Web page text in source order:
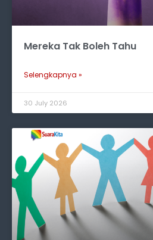
Mereka Tak Boleh Tahu
Selengkapnya »
30 July 2026